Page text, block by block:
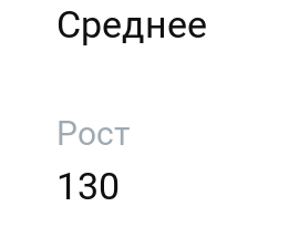
Среднее
Рост
130